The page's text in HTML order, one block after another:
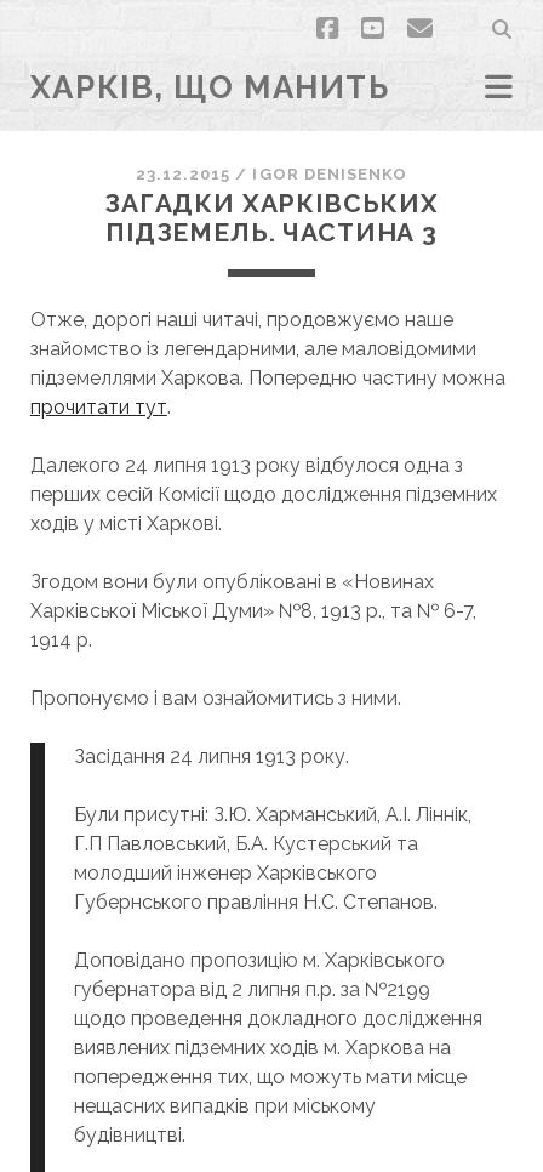
facebook
youtubeemail
ХАРКІВ, ЩО МАНИТЬ
23.12.2015 / IGOR DENISENKO
ЗАГАДКИ ХАРКІВСЬКИХ
ПІДЗЕМЕЛЬ. ЧАСТИНА 3
Отже, дорогі наші читачі, продовжуємо наше
знайомство із легендарними, але маловідомими
підземеллями Харкова. Попередню частину можна
прочитати тут.
Далекого 24 липня 1913 року відбулося одна з
перших сесій Комісії щодо дослідження підземних
ходів у місті Харкові.
Згодом вони були опубліковані в «Новинах
Харківської Міської Думи» №8, 1913 р., та № 6-7,
1914 р.
Пропонуємо і вам ознайомитись з ними.
Засідання 24 липня 1913 року.
Були присутні: З.Ю. Харманський, А.І. Ліннік,
Г.П Павловський, Б.А. Кустерський та
молодший інженер Харківського
Губернського правління Н.С. Степанов.
Доповідано пропозицію м. Харківського
губернатора від 2 липня п.р. за №2199
щодо проведення докладного дослідження
виявлених підземних ходів м. Харкова на
попередження тих, що можуть мати місце
нещасних випадків при міському
будівництві.